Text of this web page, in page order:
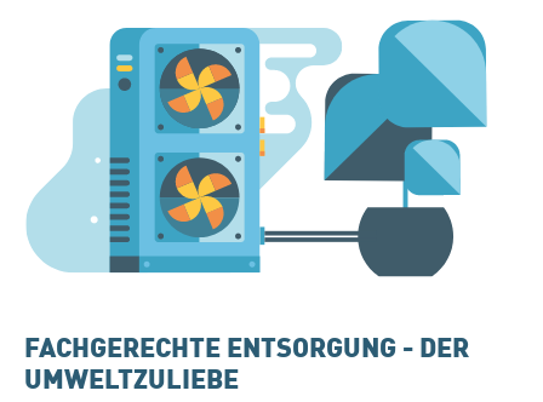
FACHGERECHTE ENTSORGUNG - DER
UMWELTZULIEBE